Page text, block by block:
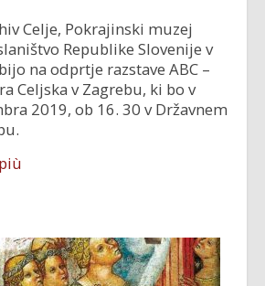
Celje, Pokrajinski muzej
Republike Slovenije v
na odprtje razstave ABC –
Celjska v Zagrebu, ki bo v
2019, ob 16. 30 v Državnem